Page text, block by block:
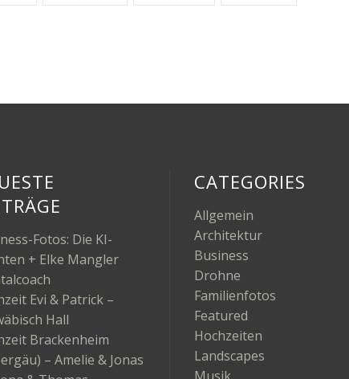
Fotos: Die KI-
+ Elke Mangler
Evi & Patrick –
Hall
Brackenheim
– Amelie & Jonas
CATEGORIES
Allgemein
Architektur
Business
Drohne
Familienfotos
Featured
Hochzeiten
Landscapes